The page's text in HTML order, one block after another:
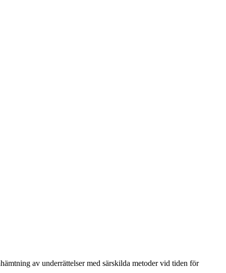
av underrättelser med särskilda metoder vid tiden för